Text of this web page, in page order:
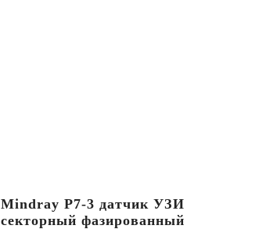
Mindray P7-3 датчик УЗИ
секторный фазированный